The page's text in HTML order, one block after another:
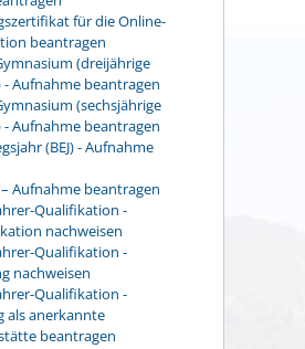
für die Online-
beantragen
(dreijährige
Aufnahme beantragen
(sechsjährige
Aufnahme beantragen
(BEJ) - Aufnahme
Aufnahme beantragen
Qualifikation -
nachweisen
Qualifikation -
nachweisen
Qualifikation -
als anerkannte
beantragen